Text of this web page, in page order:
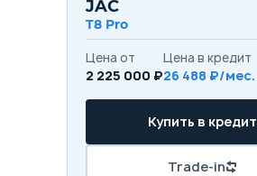
JAC
T8 Pro
Цена от
2 225 000 ₽
Цена в кредит
26 488 ₽/мес.
Купить в кредит
Trade-in